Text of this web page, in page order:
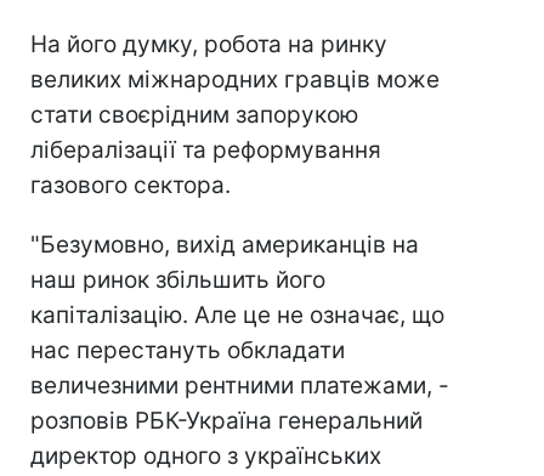
На його думку, робота на ринку
великих міжнародних гравців може
стати своєрідним запорукою
лібералізації та реформування
газового сектора.
"Безумовно, вихід американців на
наш ринок збільшить його
капіталізацію. Але це не означає, що
нас перестануть обкладати
величезними рентними платежами, -
розповів РБК-Україна генеральний
директор одного з українських